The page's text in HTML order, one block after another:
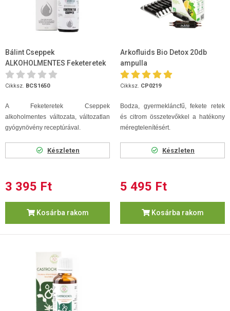
Bálint Cseppek
ALKOHOLMENTES Feketeretek
Cseppek 50ml
Cikksz. BCS1650
A Feketeretek Cseppek
alkoholmentes változata, változatlan
gyógynövény receptúrával.
Készleten
3 395 Ft
Kosárba rakom
Arkofluids Bio Detox 20db
ampulla
Cikksz. CP0219
Bodza, gyermekláncfű, fekete retek
és citrom összetevőkkel a hatékony
méregtelenítésért.
Készleten
5 495 Ft
Kosárba rakom